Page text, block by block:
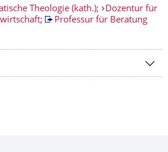
Theologie (kath.);
Dozentur für
Professur für Beratung